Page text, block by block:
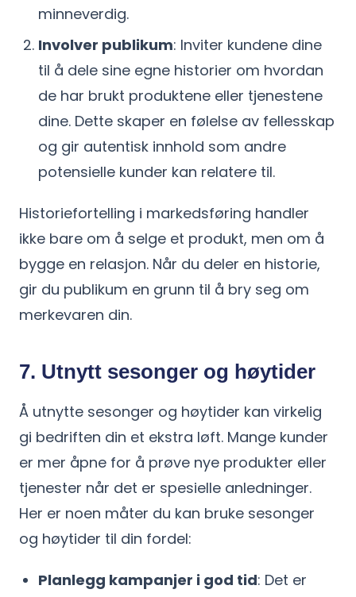
minneverdig.
Involver publikum: Inviter kundene dine
til å dele sine egne historier om hvordan
de har brukt produktene eller tjenestene
dine. Dette skaper en følelse av fellesskap
og gir autentisk innhold som andre
potensielle kunder kan relatere til.
Historiefortelling i markedsføring handler
ikke bare om å selge et produkt, men om å
bygge en relasjon. Når du deler en historie,
gir du publikum en grunn til å bry seg om
merkevaren din.
7. Utnytt sesonger og høytider
Å utnytte sesonger og høytider kan virkelig
gi bedriften din et ekstra løft. Mange kunder
er mer åpne for å prøve nye produkter eller
tjenester når det er spesielle anledninger.
Her er noen måter du kan bruke sesonger
og høytider til din fordel:
Planlegg kampanjer i god tid: Det er